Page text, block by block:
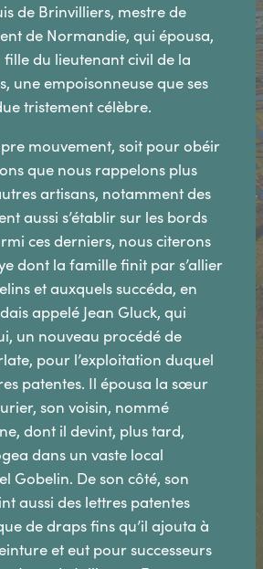
de Brinvilliers, mestre de
de Normandie, qui épousa,
fille du lieutenant civil de la
une empoisonneuse que ses
tristement célèbre.
mouvement, soit pour obéir
que nous rappelons plus
artisans, notamment des
aussi s’établir sur les bords
ces derniers, nous citerons
dont la famille finit par s’allier
et auxquels succéda, en
appelé Jean Gluck, qui
un nouveau procédé de
pour l’exploitation duquel
patentes. Il épousa la sœur
son voisin, nommé
dont il devint, plus tard,
dans un vaste local
Gobelin. De son côté, son
aussi des lettres patentes
de draps fins qu’il ajouta à
et eut pour successeurs